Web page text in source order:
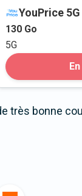
YouPrice
130 Go
5G
très bonne